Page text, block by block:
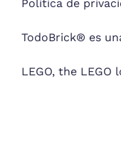
Política de
TodoBrick® es
LEGO, the